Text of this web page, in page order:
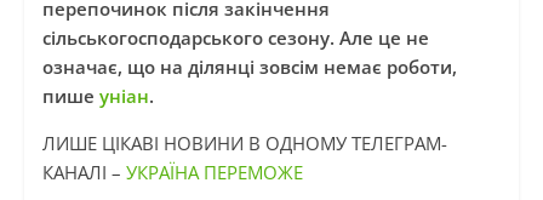
перепочинок після закінчення
сільськогосподарського сезону. Але це не
означає, що на ділянці зовсім немає роботи,
пише уніан.
ЛИШЕ ЦІКАВІ НОВИНИ В ОДНОМУ ТЕЛЕГРАМ-
КАНАЛІ – УКРАЇНА ПЕРЕМОЖЕ